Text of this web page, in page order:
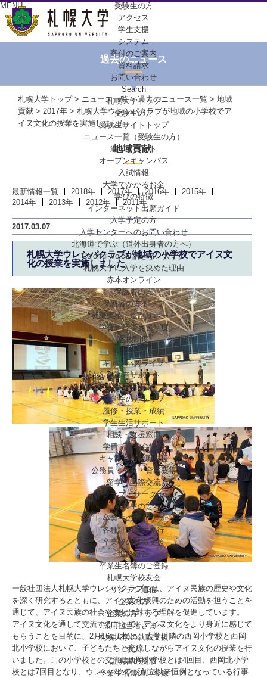
MENU
受験生の方
アクセス
学生支援
システム
寄付のご案内
資料請求
お問い合わせ
Search
札幌大学トップ
受験生の方
受験生サイトトップ
ニュース一覧（受験生の方）
進学イベント
オープンキャンパス
入試情報
大学でかかるお金
学びの特徴
インターネット出願ガイド
入学予定の方
入学センターへのお問い合わせ
北海道で学ぶ （道外出身者の方へ）
Colorful-Voice話せる、大学。
札幌大学に入学を決めた理由
赤本オンライン
保護者の方
保護者の方トップ
就職実績・進路サポート
学費・経済支援制度
選抜制度
学びの特徴
キャンパスライフ
保護者サポート
在学生の方
在学生の方トップ
履修・授業・成績
学生生活サポート
相談・支援窓口
学費・奨学金情報
キャリア・就職支援
公務員・教員・資格取得
留学・国際交流
クラブ・サークル
卒業生の方
卒業生の方トップ
各種証明書の発行
卒業後の就職支援
進路報告
卒業生名簿のご登録
札幌大学校友会
リンデン通信
企業の方
企業の方トップ
採用担当者さまへ
札幌大学の就職支援
求人
証明書の受取
卒業生名簿のご登録
過去のニュース
札幌大学トップ> ニュース一覧>過去のニュース一覧 > 地域
貢献 > 2017年 > 札幌大学ウレシパクラブが地域の小学校でア
イヌ文化の授業を実施しました
地域貢献
最新情報一覧 2018年 2017年 2016年
2015年
2014年
2013年 2012年 2011年
2017.03.07
札幌大学ウレシパクラブが地域の小学校でアイヌ文
化の授業を実施しました
一般社団法人札幌大学ウレシパクラブでは、アイヌ民族の歴史や文化
を深く研究するとともに、アイヌ文化振興のための活動を担うことを
通じて、アイヌ民族の社会や文化に対する理解を促進しています。
アイヌ文化を通して交流することで、アイヌ文化をより身近に感じて
もらうことを目的に、2月16日(木)に、大学近隣の西岡小学校と西岡
北小学校において、子どもたちと交流しながらアイヌ文化の授業を行
いました。この小学校との交流は西岡小学校とは4回目、西岡北小学
校とは7回目となり、ウレシパクラブ創立以来恒例となっている行事